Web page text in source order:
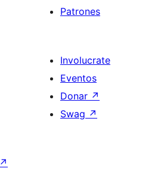
Patrones
Involucrate
Eventos
Donar ↗
Swag ↗
↗